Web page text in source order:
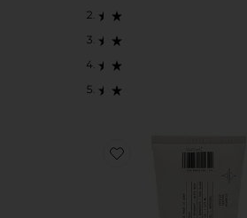
Favorite ESFOLIANTE